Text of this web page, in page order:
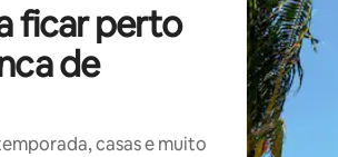
ficar perto
de
casas e muito